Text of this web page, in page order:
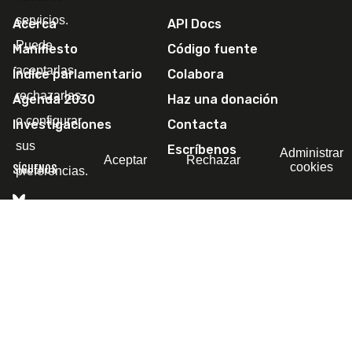
Acerca
Manifiesto
Índice parlamentario
Agenda 2030
Investigaciones
API Docs
Código fuente
Colabora
Haz una donación
Contacta
Escríbenos
SÍGUENOS
servicios.
Puede
aceptarlas,
rechazarlas
o configurar
sus
preferencias.
Aceptar Rechazar
Administrar
cookies